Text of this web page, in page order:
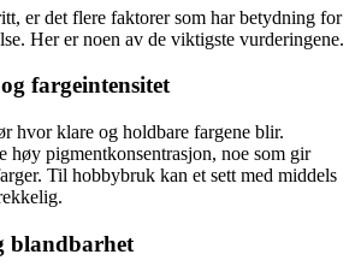
er det flere faktorer som har betydning for
Her er noen av de viktigste vurderingene.
fargeintensitet
hvor klare og holdbare fargene blir.
høy pigmentkonsentrasjon, noe som gir
Til hobbybruk kan et sett med middels
blandbarhet